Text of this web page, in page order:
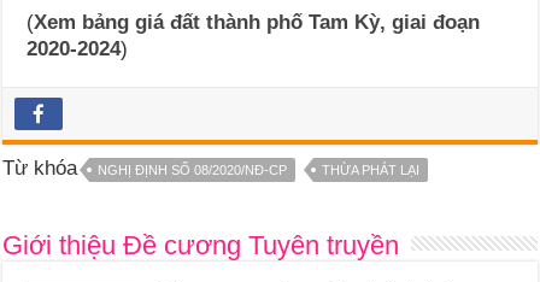
(Xem bảng giá đất thành phố Tam Kỳ, giai đoạn
2020-2024)
Từ khóa NGHỊ ĐỊNH SỐ 08/2020/NĐ-CP THỪA PHÁT LẠI
Giới thiệu Đề cương Tuyên truyền